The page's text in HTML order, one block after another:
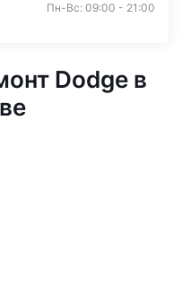
Пн-Вс: 09:00 - 21:00
Dodge в